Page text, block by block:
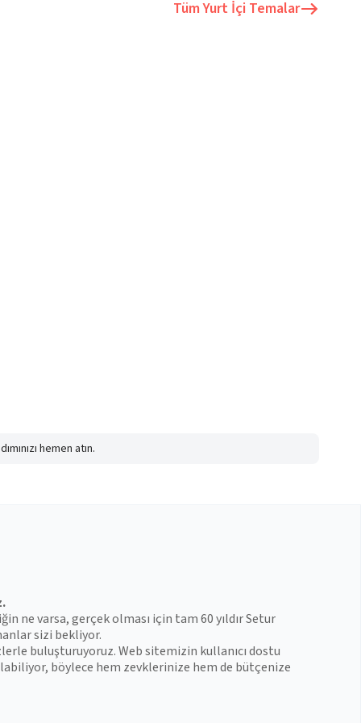
TümYurt İçi Temalar
hemen atın.
ne varsa, gerçek olması için tam 60 yıldır Setur
sizi bekliyor.
buluşturuyoruz. Web sitemizin kullanıcı dostu
böylece hem zevklerinize hem de bütçenize